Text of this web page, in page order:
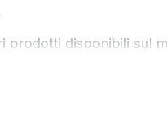
prodotti disponibili sul